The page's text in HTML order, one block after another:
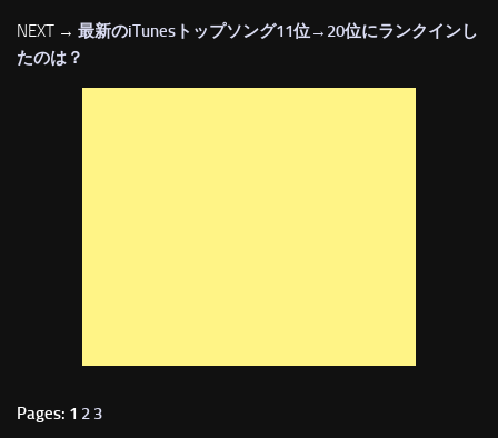
NEXT → 最新のiTunesトップソング11位→20位にランクインし
たのは？
Pages: 1 2 3